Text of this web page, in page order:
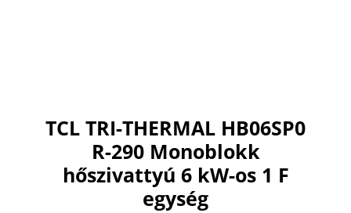
TCL TRI-THERMAL HB06SP0
R-290 Monoblokk
hőszivattyú 6 kW-os 1 F
egység